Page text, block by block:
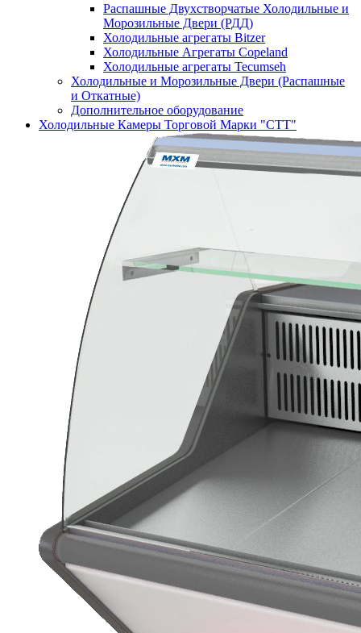
Распашные Двухстворчатые Холодильные и
Морозильные Двери (РДД)
Холодильные агрегаты Bitzer
Холодильные Агрегаты Copeland
Холодильные агрегаты Tecumseh
Холодильные и Морозильные Двери (Распашные
и Откатные)
Дополнительное оборудование
Холодильные Камеры Торговой Марки "СТТ"